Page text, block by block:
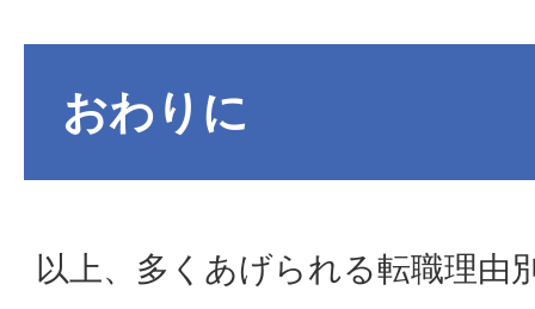
おわりに
以上、多くあげられる転職理由